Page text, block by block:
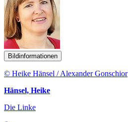
Bildinformationen
© Heike Hänsel / Alexander Gonschior
Hänsel, Heike
Die Linke